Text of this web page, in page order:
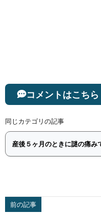
コメントはこちら
同じカテゴリの記事
前の記事